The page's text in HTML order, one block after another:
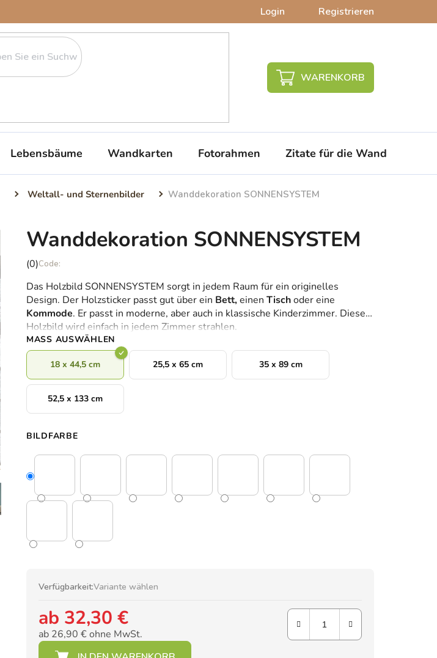
Login Registrieren
WARENKORB
Lebensbäume Wandkarten Fotorahmen Zitate für die Wand
Weltall- und Sternenbilder Wanddekoration SONNENSYSTEM
Wanddekoration SONNENSYSTEM
Die
Produktbewertung
ist
0,0
von
5
Sternen.
(0)
Das Holzbild SONNENSYSTEM sorgt in jedem Raum für ein originelles
Design. Der Holzsticker passt gut über ein Bett,einen Tischoder eine
Kommode. Er passt in moderne, aber auch in klassische Kinderzimmer. Dieses
Holzbild wird einfach in jedem Zimmer strahlen.
MASS AUSWÄHLEN
18 x 44,5 cm 25,5 x 65 cm 35 x 89 cm
52,5 x 133 cm
BILDFARBE
Verfügbarkeit:Variante wählen
ab 32,30 €
ab 26,90 €ohne MwSt.
Verkaufspreis: